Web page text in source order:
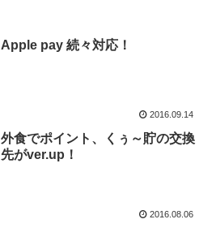
Apple pay 続々対応！
2016.09.14
外食でポイント、くぅ～貯の交換
先がver.up！
2016.08.06